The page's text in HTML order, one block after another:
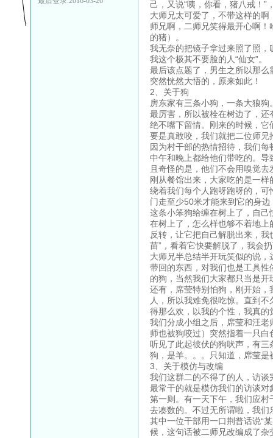
己，又说“咦，你看，猪八戒！
大师兄太可爱了，不带这样的
师兄啊，二师兄笑得最开心啊
的猪）。
我无奈的把镜子拿过来照了照，
我这个极其不要脸的人“仙女”。
最后该点题了，男生之所以那
突然恍然大悟的，原来如此！
2、关于狗
房东家有三条小狗，一条大狼
最厉害，所以被栓在树边了，
绝不嘴下留情。刚来的时候，
要是真敢咬，我们就把二位师
因为村干部的热情招待，我们
中午和晚上都给他们带吃的。
且奇怪的是，他们不会用嗅觉
刚从餐馆出来，大家吃的是一
绕着我们每个人跑呀跑呀的，
门走至少50米才能来到它的身
这条小笨狗给缠在树上了，自
在树上了，怎么样也够不着地
反转，让它把自己解脱出来，
苗”，看着它快要解脱了，我会
大师兄半总结半开玩笑似的说
带回的东西，对我们也是工具
的狗，当然我们大家都只当是
还有，席莹特别怕狗，刚开始
人，所以我难免很吃惊。直到
得那么欢，以我的个性，我真的
我们分成小组之后，席莹和汪
师也被狗咬过）突然指着一只
听见了此起彼伏的狗吠声，有
狗，是羊。。。只知道，席莹
3、关于模仿与改编
我们这群二的不得了的人，访
最常干的就是模仿我们的访谈对
第一则。有一天下午，我们应
去凑数的。不过无所谓啦，我们
其中一位干部用一口荆普话说“
候，这句话被二师兄改编成了